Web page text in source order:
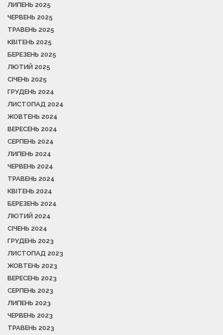
ЛИПЕНЬ 2025
ЧЕРВЕНЬ 2025
ТРАВЕНЬ 2025
КВІТЕНЬ 2025
БЕРЕЗЕНЬ 2025
ЛЮТИЙ 2025
СІЧЕНЬ 2025
ГРУДЕНЬ 2024
ЛИСТОПАД 2024
ЖОВТЕНЬ 2024
ВЕРЕСЕНЬ 2024
СЕРПЕНЬ 2024
ЛИПЕНЬ 2024
ЧЕРВЕНЬ 2024
ТРАВЕНЬ 2024
КВІТЕНЬ 2024
БЕРЕЗЕНЬ 2024
ЛЮТИЙ 2024
СІЧЕНЬ 2024
ГРУДЕНЬ 2023
ЛИСТОПАД 2023
ЖОВТЕНЬ 2023
ВЕРЕСЕНЬ 2023
СЕРПЕНЬ 2023
ЛИПЕНЬ 2023
ЧЕРВЕНЬ 2023
ТРАВЕНЬ 2023